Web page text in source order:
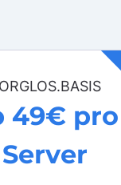
49€ pro
Server